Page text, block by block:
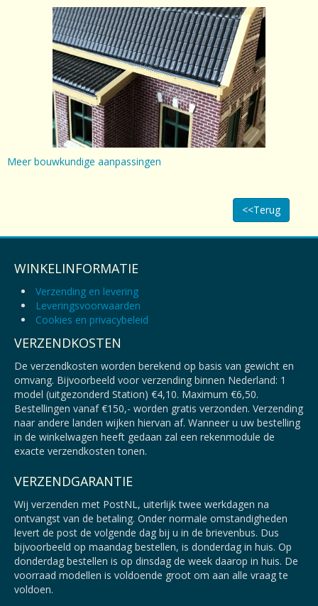
Meer bouwkundige aanpassingen
<<Terug
WINKELINFORMATIE
Verzending en levering
Leveringsvoorwaarden
Cookies en privacybeleid
VERZENDKOSTEN
De verzendkosten worden berekend op basis van gewicht en
omvang. Bijvoorbeeld voor verzending binnen Nederland: 1
model (uitgezonderd Station) €4,10. Maximum €6,50.
Bestellingen vanaf €150,- worden gratis verzonden. Verzending
naar andere landen wijken hiervan af. Wanneer u uw bestelling
in de winkelwagen heeft gedaan zal een rekenmodule de
exacte verzendkosten tonen.
VERZENDGARANTIE
Wij verzenden met PostNL, uiterlijk twee werkdagen na
ontvangst van de betaling. Onder normale omstandigheden
levert de post de volgende dag bij u in de brievenbus. Dus
bijvoorbeeld op maandag bestellen, is donderdag in huis. Op
donderdag bestellen is op dinsdag de week daarop in huis. De
voorraad modellen is voldoende groot om aan alle vraag te
voldoen.